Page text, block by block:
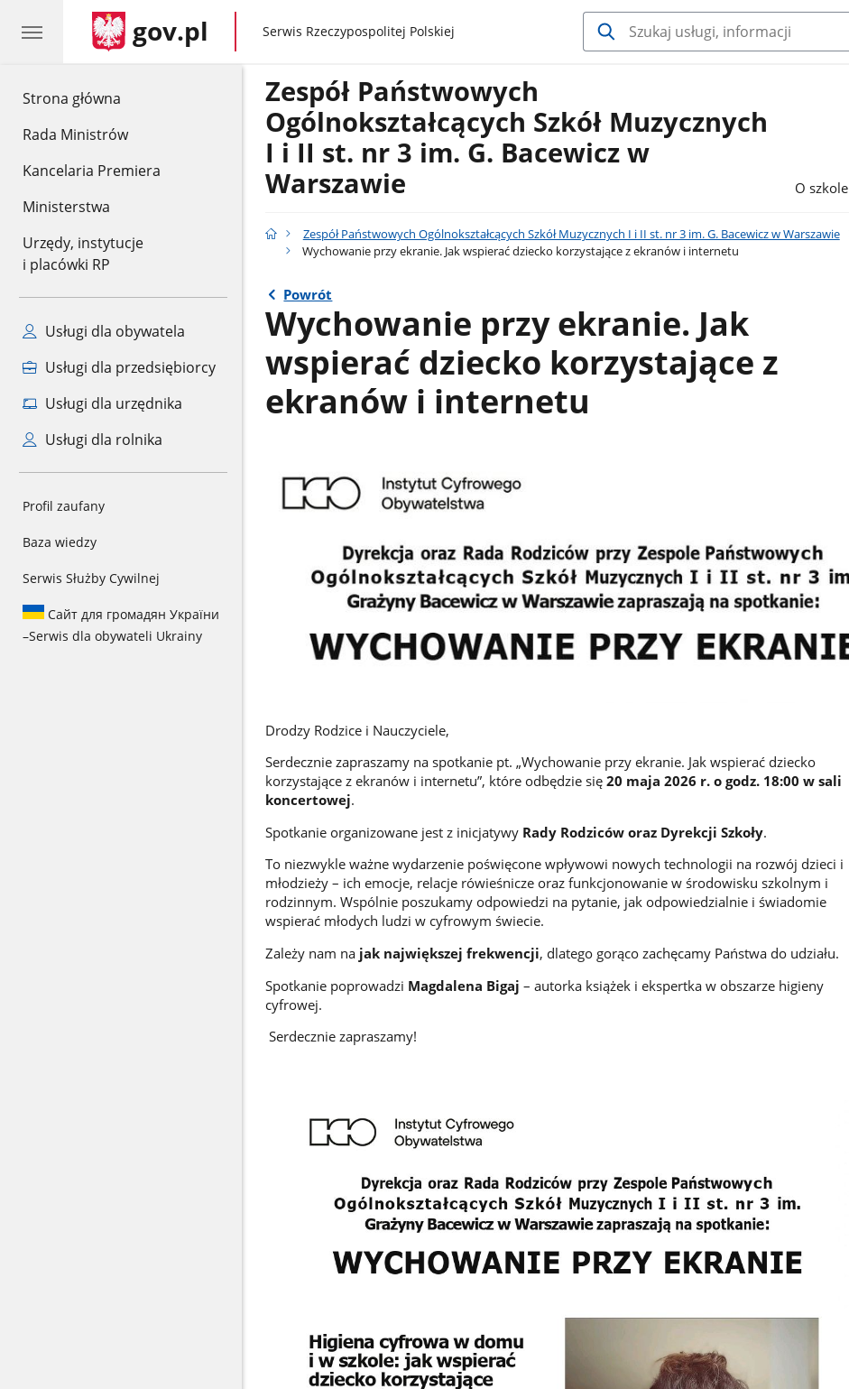
Strona główna
Rada Ministrów
Kancelaria Premiera
Ministerstwa
Urzędy, instytucje
i placówki RP
Usługi dla obywatela
Usługi dla przedsiębiorcy
Usługi dla urzędnika
Usługi dla rolnika
Profil zaufany
Baza wiedzy
Serwis Służby Cywilnej
Сайт для громадян України
–Serwis dla obywateli Ukrainy
gov.pl gov.pl
Serwis Rzeczypospolitej Polskiej
Zespół Państwowych
Ogólnokształcących Szkół Muzycznych
I i II st. nr 3 im. G. Bacewicz w
Warszawie
O szkole
Zespół Państwowych Ogólnokształcących Szkół Muzycznych I i II st. nr 3 im. G. Bacewicz w Warszawie
Wychowanie przy ekranie. Jak wspierać dziecko korzystające z ekranów i internetu
Powrót
Wychowanie przy ekranie. Jak
wspierać dziecko korzystające z
ekranów i internetu
Drodzy Rodzice i Nauczyciele,
Serdecznie zapraszamy na spotkanie pt. „Wychowanie przy ekranie. Jak wspierać dziecko
korzystające z ekranów i internetu”, które odbędzie się 20 maja 2026 r. o godz. 18:00 w sali
koncertowej.
Spotkanie organizowane jest z inicjatywy Rady Rodziców oraz Dyrekcji Szkoły.
To niezwykle ważne wydarzenie poświęcone wpływowi nowych technologii na rozwój dzieci i
młodzieży – ich emocje, relacje rówieśnicze oraz funkcjonowanie w środowisku szkolnym i
rodzinnym. Wspólnie poszukamy odpowiedzi na pytanie, jak odpowiedzialnie i świadomie
wspierać młodych ludzi w cyfrowym świecie.
Zależy nam na jak największej frekwencji, dlatego gorąco zachęcamy Państwa do udziału.
Spotkanie poprowadzi Magdalena Bigaj – autorka książek i ekspertka w obszarze higieny
cyfrowej.
Serdecznie zapraszamy!